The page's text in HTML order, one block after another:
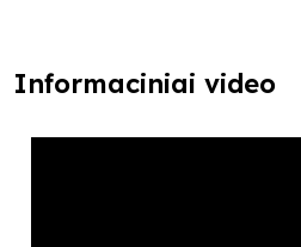
Informaciniai video